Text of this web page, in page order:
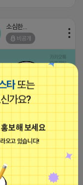
타또는
가요?
보해 보세요
오고 있습니다!
소심한 네오
비공개
이상 5,000원 ● [국내 비
개 이하 4,500원 100개
원 사용 용도 : 카페/블
픽 ● [21년~23년 해외
상 3,000원 사용 용도 : 카
/트래픽 국내 계정과 동
로 보시면 됩니다. ● [해외